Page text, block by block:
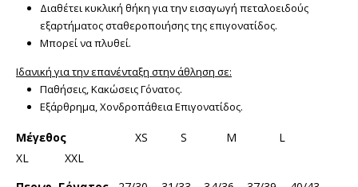
Διαθέτει κυκλική θήκη για την εισαγωγή πεταλοειδούς
εξαρτήματος σταθεροποιήσης της επιγονατίδος.
Μπορεί να πλυθεί.
Ιδανική για την επανένταξη στην άθληση σε:
Παθήσεις, Κακώσεις Γόνατος.
Εξάρθρημα, Χονδροπάθεια Επιγονατίδος.
Μέγεθος
XS S M L
XL XXL